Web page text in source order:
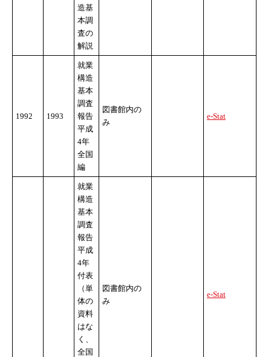
造基
本調
査の
解説
1992 1993
就業
構造
基本
調査
報告
平成
4年
全国
編
図書館内の
み
e-Stat
就業
構造
基本
調査
報告
平成
4年
付表
（単
体の
資料
はな
く、
全国
図書館内の
み
e-Stat